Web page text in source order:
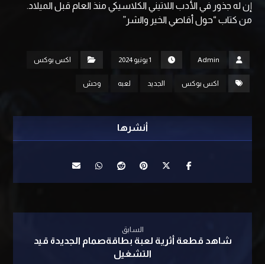
إن له جذور في الأدب اللاتيني الكلاسيكي منذ العام قبل الميلاد.
من كتاب “حول أقاصي الخير والشر”
Admin 1 يونيو 2024 اكس بوكس
اكس بوكس الجديد لعبه وحش
السابق
شاهد قطعة أثرية لعبة بطاقةصمام الجديدة قيد
التشغيل